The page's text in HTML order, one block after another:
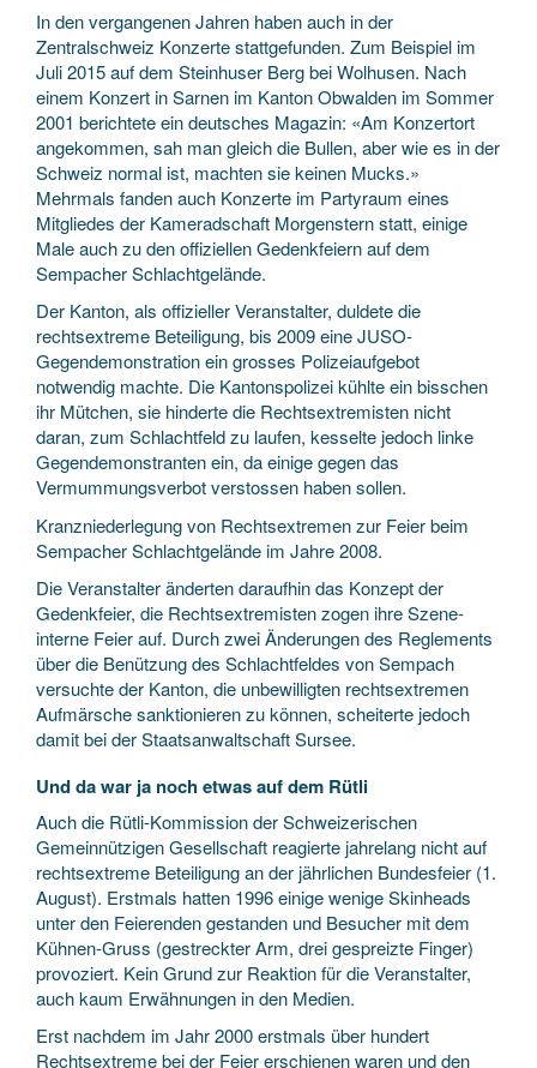
In den vergangenen Jahren haben auch in der
Zentralschweiz Konzerte stattgefunden. Zum Beispiel im
Juli 2015 auf dem Steinhuser Berg bei Wolhusen. Nach
einem Konzert in Sarnen im Kanton Obwalden im Sommer
2001 berichtete ein deutsches Magazin: «Am Konzertort
angekommen, sah man gleich die Bullen, aber wie es in der
Schweiz normal ist, machten sie keinen Mucks.»
Mehrmals fanden auch Konzerte im Partyraum eines
Mitgliedes der Kameradschaft Morgenstern statt, einige
Male auch zu den offiziellen Gedenkfeiern auf dem
Sempacher Schlachtgelände.
Der Kanton, als offizieller Veranstalter, duldete die
rechtsextreme Beteiligung, bis 2009 eine JUSO-
Gegendemonstration ein grosses Polizeiaufgebot
notwendig machte. Die Kantonspolizei kühlte ein bisschen
ihr Mütchen, sie hinderte die Rechtsextremisten nicht
daran, zum Schlachtfeld zu laufen, kesselte jedoch linke
Gegendemonstranten ein, da einige gegen das
Vermummungsverbot verstossen haben sollen.
Kranzniederlegung von Rechtsextremen zur Feier beim
Sempacher Schlachtgelände im Jahre 2008.
Die Veranstalter änderten daraufhin das Konzept der
Gedenkfeier, die Rechtsextremisten zogen ihre Szene-
interne Feier auf. Durch zwei Änderungen des Reglements
über die Benützung des Schlachtfeldes von Sempach
versuchte der Kanton, die unbewilligten rechtsextremen
Aufmärsche sanktionieren zu können, scheiterte jedoch
damit bei der Staatsanwaltschaft Sursee.
Und da war ja noch etwas auf dem Rütli
Auch die Rütli-Kommission der Schweizerischen
Gemeinnützigen Gesellschaft reagierte jahrelang nicht auf
rechtsextreme Beteiligung an der jährlichen Bundesfeier (1.
August). Erstmals hatten 1996 einige wenige Skinheads
unter den Feierenden gestanden und Besucher mit dem
Kühnen-Gruss (gestreckter Arm, drei gespreizte Finger)
provoziert. Kein Grund zur Reaktion für die Veranstalter,
auch kaum Erwähnungen in den Medien.
Erst nachdem im Jahr 2000 erstmals über hundert
Rechtsextreme bei der Feier erschienen waren und den